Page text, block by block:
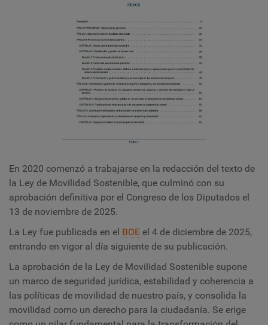
En 2020 comenzó a trabajarse en la redacción del texto de
la Ley de Movilidad Sostenible, que culminó con su
aprobación definitiva por el Congreso de los Diputados el
13 de noviembre de 2025.
La Ley fue publicada en el BOE el 4 de diciembre de 2025,
entrando en vigor al día siguiente de su publicación.
La aprobación de la Ley de Movilidad Sostenible supone
un marco de seguridad jurídica, estabilidad y coherencia a
las políticas de movilidad de nuestro país, y consolida la
movilidad como un derecho para la ciudadanía. Se erige